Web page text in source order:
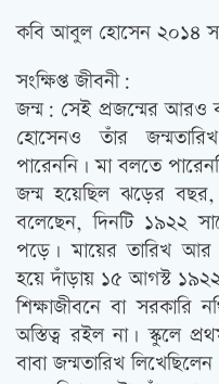
কবি আবুল হোসেন ২০১৪
সংক্ষিপ্ত জীবনী:
জন্ম: সেই প্রজন্মের আরও
হোসেনও তাঁর
পারেননি। মা বলতে
জন্ম হয়েছিল ঝড়ের বছর,
বলেছেন, দিনটি ১৯২২
পড়ে। মায়ের তারিখ আর
হয়ে দাঁড়ায় ১৫ আগস্ট
শিক্ষাজীবনে বা
অস্তিত্ব রইল না। স্কুলে
বাবা জন্মতারিখ